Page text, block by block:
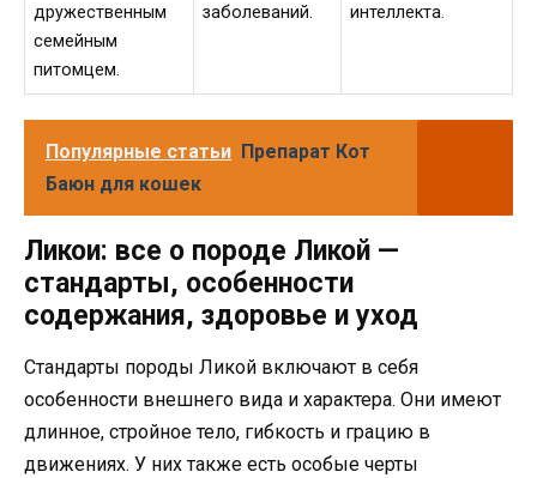
дружественным
семейным
питомцем.
заболеваний.
интеллекта.
Популярные статьи Препарат Кот
Баюн для кошек
Ликои: все о породе Ликой —
стандарты, особенности
содержания, здоровье и уход
Стандарты породы Ликой включают в себя
особенности внешнего вида и характера. Они имеют
длинное, стройное тело, гибкость и грацию в
движениях. У них также есть особые черты